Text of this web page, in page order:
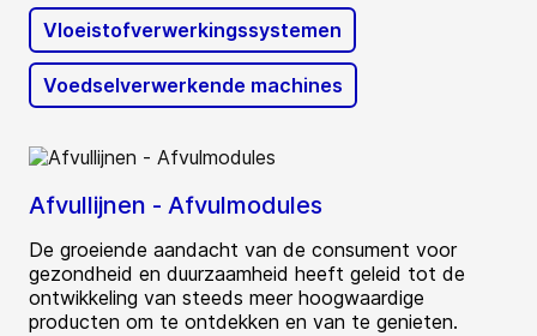
Vloeistofverwerkingssystemen
Voedselverwerkende machines
Afvullijnen - Afvulmodules
De groeiende aandacht van de consument voor
gezondheid en duurzaamheid heeft geleid tot de
ontwikkeling van steeds meer hoogwaardige
producten om te ontdekken en van te genieten.